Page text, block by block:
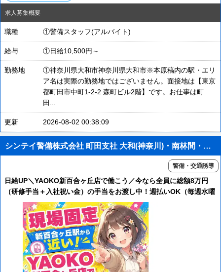
求人募集概要
職種 ①警備スタッフ(アルバイト)
給与 ①日給10,500円～
勤務地
①神奈川県大和市神奈川県大和市※本原稿内の駅・エリ
ア名は実際の勤務地ではございません。面接地は【東京
都町田市中町1-2-2 森町ビル2階】です。お仕事は町
田...
更新 2026-08-02 00:38:09
シンテイ警備株式会社 町田支社 大和(神奈川)・南林間・中央林間(40)エリア/A3203200109
警備・交通誘導
日給UP＼YAOKO新百合ヶ丘店で働こう／今なら全員に総額8万円
（研修手当＋入社祝い金）の手当をお渡し中！週払いOK（毎週水曜
日が給料日）★新百合ヶ丘駅チカでアクセスも良し◎面接は町田支
社で行います♪